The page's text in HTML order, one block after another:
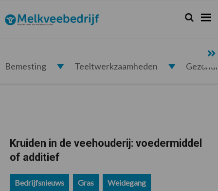
de
hoofdnavigatie
de
hoofd
de
eerste
de
voettekst
Melkveebedrijf.nl Zoeken...
Zoek
Bemesting Teeltwerkzaamheden
Kruiden in de veehouderij: voedermiddel
of additief
Bedrijfsnieuws Gras Weidegang